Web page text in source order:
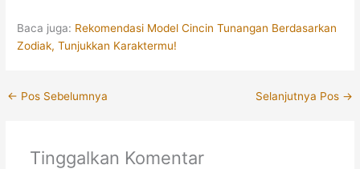
Baca juga: Rekomendasi Model Cincin Tunangan Berdasarkan
Zodiak, Tunjukkan Karaktermu!
← Pos Sebelumnya Selanjutnya Pos →
Tinggalkan Komentar